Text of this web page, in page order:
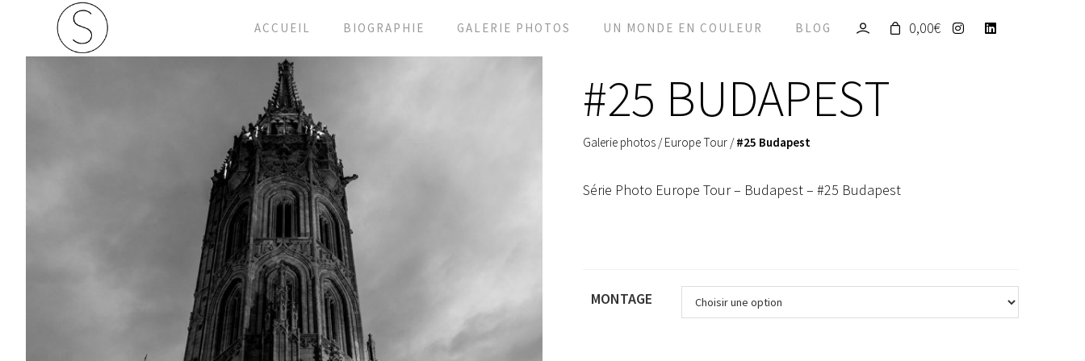
ACCUEIL BIOGRAPHIE GALERIE PHOTOS UN MONDE EN COULEUR BLOG 0,00€
#25 BUDAPEST
Galerie photos /Europe Tour /#25 Budapest
Série Photo Europe Tour – Budapest – #25 Budapest
MONTAGE